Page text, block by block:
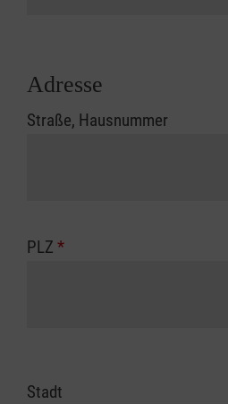
Adresse
Straße, Hausnummer
PLZ *
Stadt